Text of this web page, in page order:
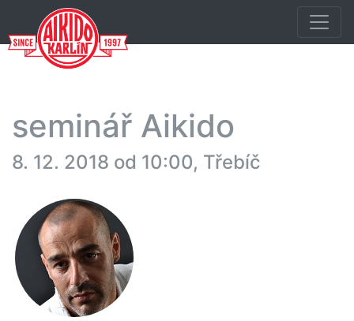
seminář Aikido
8. 12. 2018 od 10:00, Třebíč